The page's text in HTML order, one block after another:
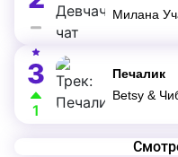
Милана
3
1
Печалик
Betsy &